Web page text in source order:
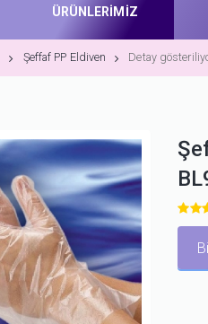
ÜRÜNLERİMİZ
Şeffaf PP Eldiven Detay